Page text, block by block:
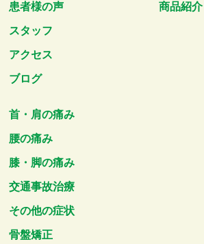
患者様の声
スタッフ
アクセス
ブログ
商品紹介
首・肩の痛み
腰の痛み
膝・脚の痛み
交通事故治療
その他の症状
骨盤矯正